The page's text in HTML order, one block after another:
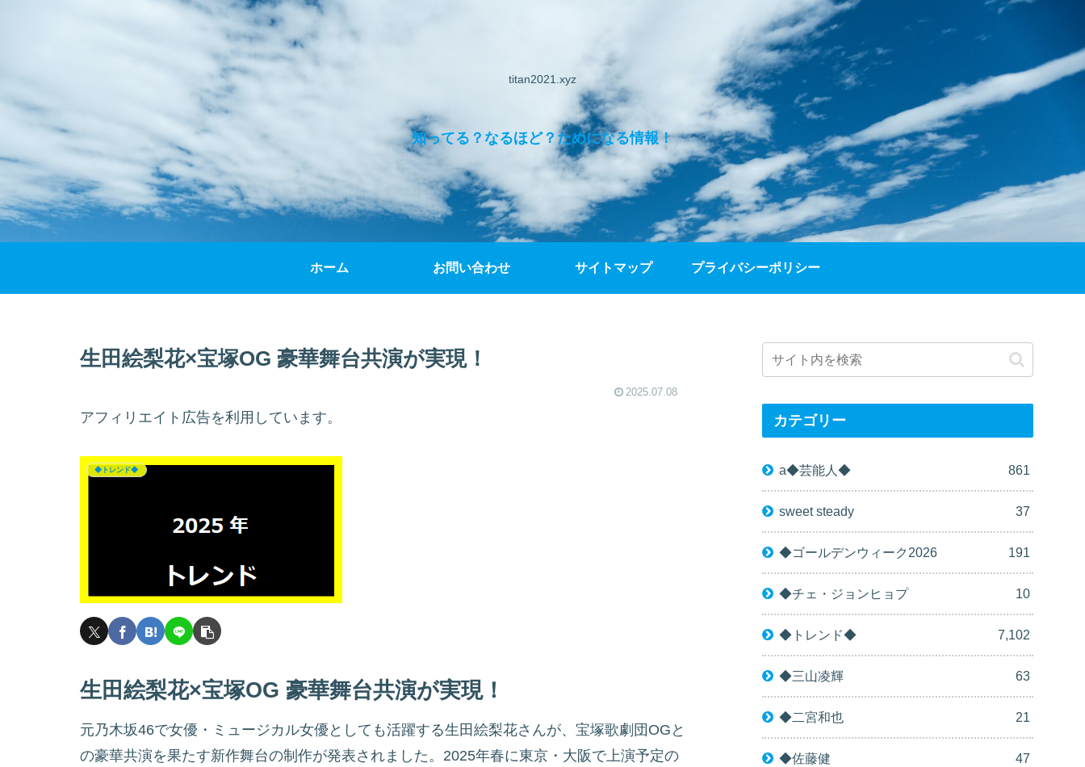
titan2021.xyz
知ってる？なるほど？ためになる情報！
ホーム お問い合わせ サイトマップ プライバシーポリシー
生田絵梨花×宝塚OG 豪華舞台共演が実現！
2025.07.08
アフィリエイト広告を利用しています。
◆トレンド◆
生田絵梨花×宝塚OG 豪華舞台共演が実現！
元乃木坂46で女優・ミュージカル女優としても活躍する生田絵梨花さんが、宝塚歌劇団OGと
の豪華共演を果たす新作舞台の制作が発表されました。2025年春に東京・大阪で上演予定の
カテゴリー
a◆芸能人◆ 861
sweet steady 37
◆ゴールデンウィーク2026 191
◆チェ・ジョンヒョプ 10
◆トレンド◆ 7,102
◆三山凌輝 63
◆二宮和也 21
◆佐藤健 47